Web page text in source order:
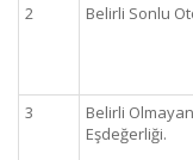
2 Belirli Sonlu
3
Belirli
Eşdeğerliği.